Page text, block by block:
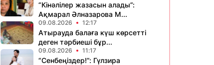
“Кінәлілер жазасын алады”:
Ақмарал Әлназарова М...
09.08.2026 12:17
Атырауда балаға күш көрсетті
деген тәрбиеші бұр...
09.08.2026 11:17
“Сенбеңіздер!”: Гүлзира